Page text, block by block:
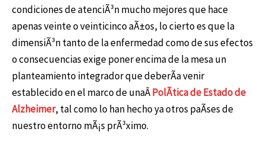
condiciones de atenciÃ³n mucho mejores que hace
apenas veinte o veinticinco aÃ±os, lo cierto es que la
dimensiÃ³n tanto de la enfermedad como de sus efectos
o consecuencias exige poner encima de la mesa un
planteamiento integrador que deberÃ­a venir
establecido en el marco de unaÂPolÃ­tica de Estado de
Alzheimer, tal como lo han hecho ya otros paÃ­ses de
nuestro entorno mÃ¡s prÃ³ximo.